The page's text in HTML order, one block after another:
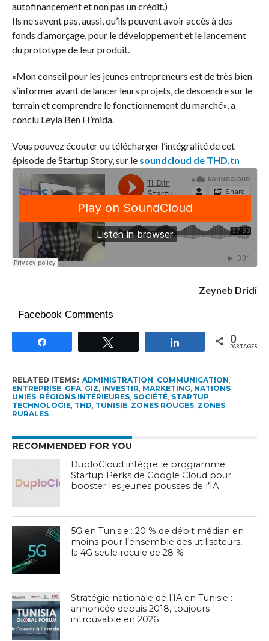
autofinancement et non pas un crédit.)
Ils ne savent pas, aussi, qu’ils peuvent avoir accès à des
fonds d’amorçage, pour le développement et le lancement
du prototype de leur produit.
«Mon conseil pour les jeunes entrepreneurs est de très bien
s’informer avant de lancer leurs projets, de descendre sur le
terrain et comprendre le fonctionnement du marché», a
conclu Leyla Ben H’mida.
Vous pouvez écouter ou télécharger l’intégralité de cet
épisode de Startup Story, sur le soundcloud de THD.tn
Zeyneb Dridi
Facebook Comments
Partagez 0
PARTAGES
RELATED ITEMS: ADMINISTRATION, COMMUNICATION,
ENTREPRISE, GFA, GIZ, INVESTIR, MARKETING, NATIONS
UNIES, RÉGIONS INTÉRIEURES, SOCIÉTÉ, STARTUP,
TECHNOLOGIE, THD, TUNISIE, ZONES ROUGES, ZONES
RURALES
RECOMMENDED FOR YOU
DuploCloud intègre le programme
Startup Perks de Google Cloud pour
booster les jeunes pousses de l’IA
5G en Tunisie : 20 % de débit médian en
moins pour l’ensemble des utilisateurs,
la 4G seule recule de 28 %
Stratégie nationale de l’IA en Tunisie :
annoncée depuis 2018, toujours
introuvable en 2026